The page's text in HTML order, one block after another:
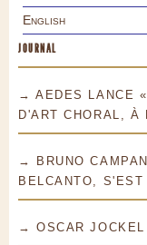
English
JOURNAL
→ AEDES LANCE
D'ART CHORAL, À
→ BRUNO
BELCANTO,
→ OSCAR JOCKEL